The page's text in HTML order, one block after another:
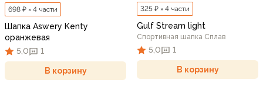
698 ₽ × 4 части
Шапка Aswery Kenty
оранжевая
5,0
1
В корзину
325 ₽ × 4 части
Gulf Stream light
Спортивная шапка Сплав
5,0 1
В корзину